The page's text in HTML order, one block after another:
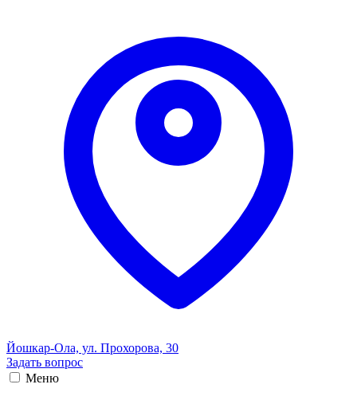
Йошкар-Ола, ул. Прохорова, 30
Задать вопрос
Меню